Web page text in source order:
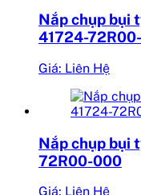
Nắp chụp bụi
41724-
Giá: Liên Hệ
Nắp chụp bụi
72R00-000
Giá: Liên Hệ